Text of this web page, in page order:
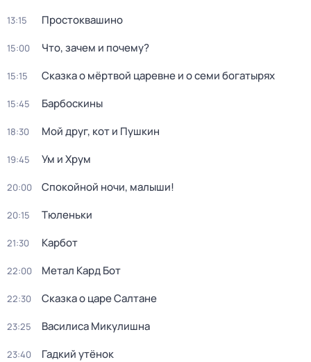
13:15 Простоквашино
15:00 Что, зачем и почему?
15:15 Сказка о мёртвой царевне и о семи богатырях
15:45 Барбоскины
18:30 Мой друг, кот и Пушкин
19:45 Ум и Хрум
20:00 Спокойной ночи, малыши!
20:15 Тюленьки
21:30 Карбот
22:00 Метал Кард Бот
22:30 Сказка о царе Салтане
23:25 Василиса Микулишна
23:40 Гадкий утёнок